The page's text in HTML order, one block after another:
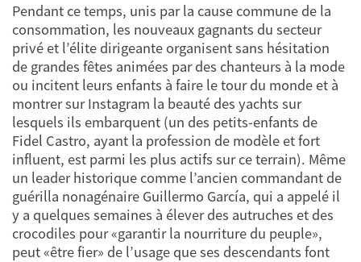
Pendant ce temps, unis par la cause commune de la
consommation, les nouveaux gagnants du secteur
privé et l’élite dirigeante organisent sans hésitation
de grandes fêtes animées par des chanteurs à la mode
ou incitent leurs enfants à faire le tour du monde et à
montrer sur Instagram la beauté des yachts sur
lesquels ils embarquent (un des petits-enfants de
Fidel Castro, ayant la profession de modèle et fort
influent, est parmi les plus actifs sur ce terrain). Même
un leader historique comme l’ancien commandant de
guérilla nonagénaire Guillermo García, qui a appelé il
y a quelques semaines à élever des autruches et des
crocodiles pour «garantir la nourriture du peuple»,
peut «être fier» de l’usage que ses descendants font